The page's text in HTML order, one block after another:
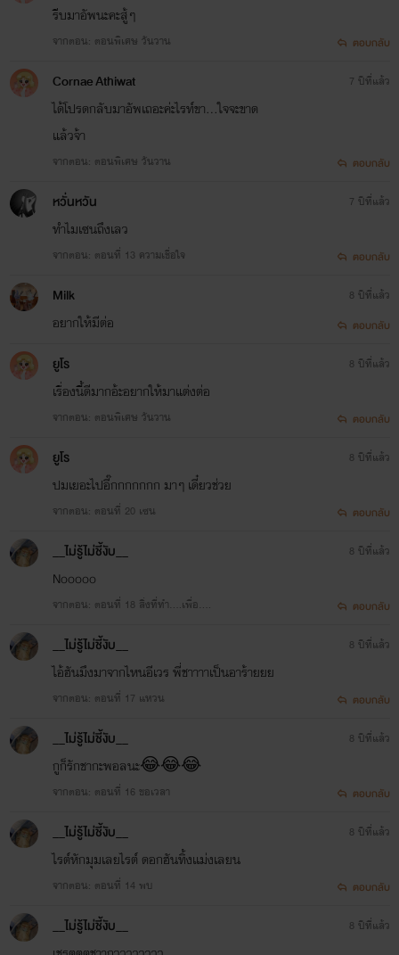
รีบ​มาอัพ​นะคะสู้​ๆ
จากตอน: ตอนพิเศษ วันวาน ตอบกลับ
Cornae Athiwat
ได้โปรดกลับมาอัพเถอะค่ะไรท์ขา...ใจจะขาด
แล้วจ้า
จากตอน: ตอนพิเศษ วันวาน
7 ปีที่แล้ว
ตอบกลับ
หวั่นหวัน
ทำไมเซนถึงเลว
จากตอน: ตอนที่ 13 ความเชื่อใจ
7 ปีที่แล้ว
ตอบกลับ
Milk
อยากให้มีต่อ
8 ปีที่แล้ว
ตอบกลับ
ยูโร
เรื่องนี้ดีมากอ้ะอยากให้มาแต่งต่อ
จากตอน: ตอนพิเศษ วันวาน
8 ปีที่แล้ว
ตอบกลับ
ยูโร
ปมเยอะไปอี๊กกกกกกก มาๆ เดี๋ยวช่วย
จากตอน: ตอนที่ 20 เซน
8 ปีที่แล้ว
ตอบกลับ
__ไม่รู้ไม่ชี้งับ__
Nooooo
จากตอน: ตอนที่ 18 สิ่งที่ทำ....เพื่อ....
8 ปีที่แล้ว
ตอบกลับ
__ไม่รู้ไม่ชี้งับ__
ไอ้ฮันมึงมาจากไหนอีเวร พี่ชาาาาเป็นอาร้ายยย
จากตอน: ตอนที่ 17 แหวน
8 ปีที่แล้ว
ตอบกลับ
__ไม่รู้ไม่ชี้งับ__
กูก็รักชากะพอลนะ😂😂😂
จากตอน: ตอนที่ 16 ขอเวลา
8 ปีที่แล้ว
ตอบกลับ
__ไม่รู้ไม่ชี้งับ__
ไรต์หักมุมเลยไรต์ ดอกฮันทิ้งเเม่งเลยน
จากตอน: ตอนที่ 14 พบ
8 ปีที่แล้ว
ตอบกลับ
__ไม่รู้ไม่ชี้งับ__ 8 ปีที่แล้ว